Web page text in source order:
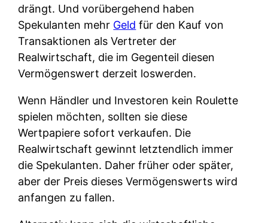
drängt. Und vorübergehend haben
Spekulanten mehr Geld für den Kauf von
Transaktionen als Vertreter der
Realwirtschaft, die im Gegenteil diesen
Vermögenswert derzeit loswerden.
Wenn Händler und Investoren kein Roulette
spielen möchten, sollten sie diese
Wertpapiere sofort verkaufen. Die
Realwirtschaft gewinnt letztendlich immer
die Spekulanten. Daher früher oder später,
aber der Preis dieses Vermögenswerts wird
anfangen zu fallen.